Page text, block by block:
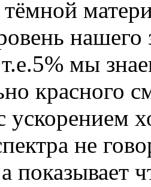
тёмной
мы
красного
ускорением
не
показывает